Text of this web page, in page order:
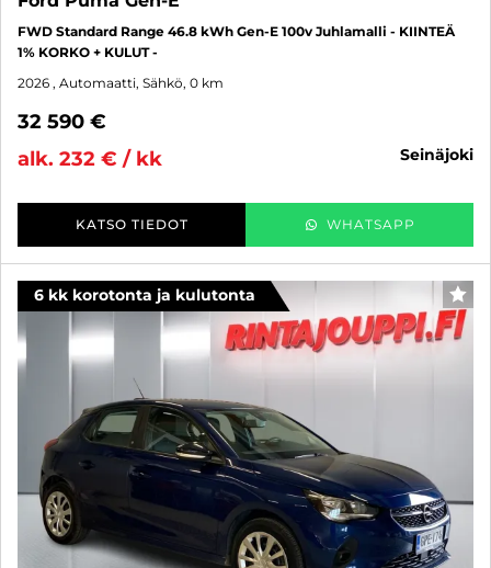
FWD Standard Range 46.8 kWh Gen-E 100v Juhlamalli - KIINTEÄ
1% KORKO + KULUT -
2026 , Automaatti, Sähkö, 0 km
32 590 €
alk. 232 € / kk
seinäjoki
KATSO TIEDOT WHATSAPP
6 kk korotonta ja kulutonta